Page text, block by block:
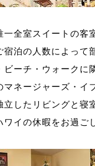
一全室スイートの客
宿泊の人数によって
ビーチ・ウォークに
マネージャーズ・イ
立したリビングと寝
ワイの休暇をお過ご